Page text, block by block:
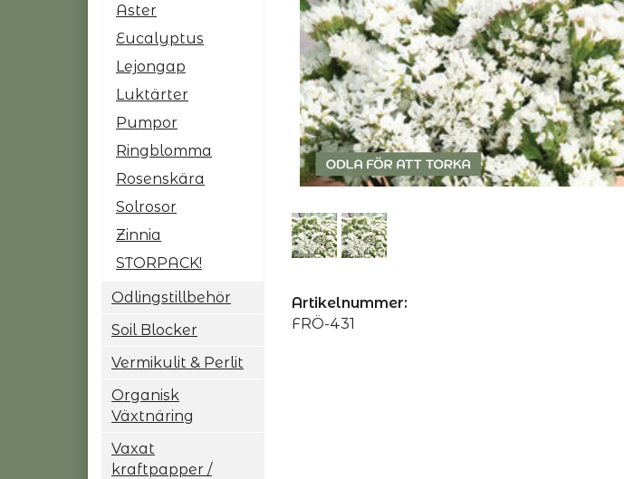
Aster
Eucalyptus
Lejongap
Luktärter
Pumpor
Ringblomma
Rosenskära
Solrosor
Zinnia
STORPACK!
Odlingstillbehör
Soil Blocker
Vermikulit & Perlit
Organisk
Växtnäring
Vaxat
kraftpapper /
Artikelnummer:
FRÖ-431